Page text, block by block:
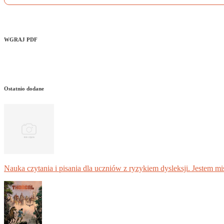
WGRAJ PDF
Ostatnio dodane
Nauka czytania i pisania dla uczniów z ryzykiem dysleksji. Jestem